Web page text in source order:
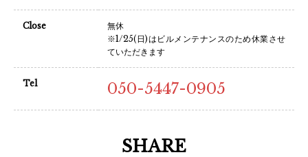
Close
無休
※1/25(日)はビルメンテナンスのため休業させ
ていただきます
Tel 050-5447-0905
SHARE